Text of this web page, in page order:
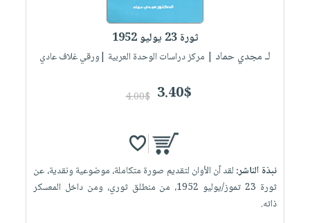
ثورة 23 يوليو 1952
لـ مجدي حماد | مركز دراسات الوحدة العربية |ورقي غلاف عادي
3.40$
4.00$
نبذة الناشر: لقد آن الأوان لتقديم صورة متكاملة، موضوعية ونقدية، عن
ثورة 23 تموز/يوليو 1952، من منطلق ثوري، ومن داخل المعسكر
ذاته.